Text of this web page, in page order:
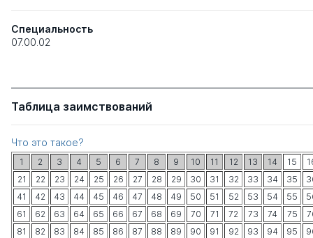
Специальность
07.00.02
Таблица заимствований
Что это такое?
1 2 3 4 5 6 7 8 9 10 11 12 13 14 15
21
22 23 24 25 26 27 28 29 30 31 32 33 34 35
41
42 43 44 45 46 47 48 49 50 51 52 53 54 55
61
62 63 64 65 66 67 68 69 70 71 72 73 74 75
81
82 83 84 85 86 87 88 89 90 91 92 93 94 95